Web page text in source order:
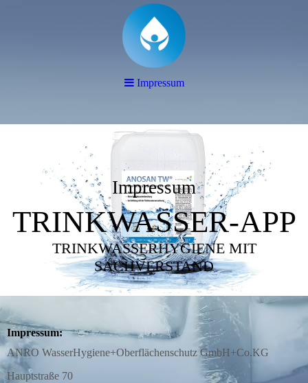
Impressum
TRINKWASSER-APP
TRINKWASSERHYGIENE MIT
SACHVERSTAND
Impressum:
ANRO WasserHygiene+Oberflächenschutz GmbH+Co.KG
Hauptstraße 70
Impressum